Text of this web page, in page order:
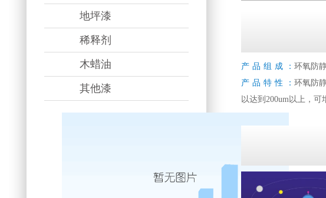
产品组成：环氧防
产品特性：环氧防
以达到200um以上，可
地坪漆
稀释剂
木蜡油
其他漆